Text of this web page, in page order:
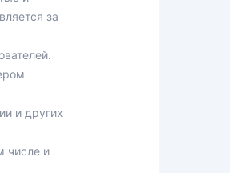
за
и других
числе и